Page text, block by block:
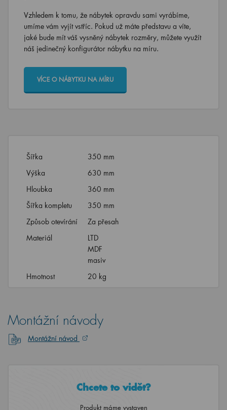
Vzhledem k tomu, že nábytek opravdu sami vyrábíme,
umíme vám vyjít vstříc. Pokud už máte představu a víte,
jaké bude mít váš vysněný nábytek rozměry, můžete využít
náš jedinečný konfigurátor nábytku na míru.
VÍCE O NÁBYTKU NA MÍRU
Šířka
350 mm
Výška
630 mm
Hloubka
360 mm
Šířka kompletu
350 mm
Způsob otevírání
Za přesah
Materiál
LTD
MDF
masiv
Hmotnost
20 kg
Montážní návody
Montážní návod
Chcete to vidět?
Produkt máme vystaven